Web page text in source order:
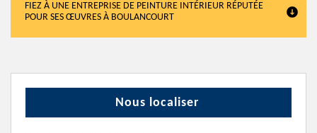
FIEZ À UNE ENTREPRISE DE PEINTURE INTÉRIEUR RÉPUTÉE
POUR SES ŒUVRES À BOULANCOURT
Nous localiser